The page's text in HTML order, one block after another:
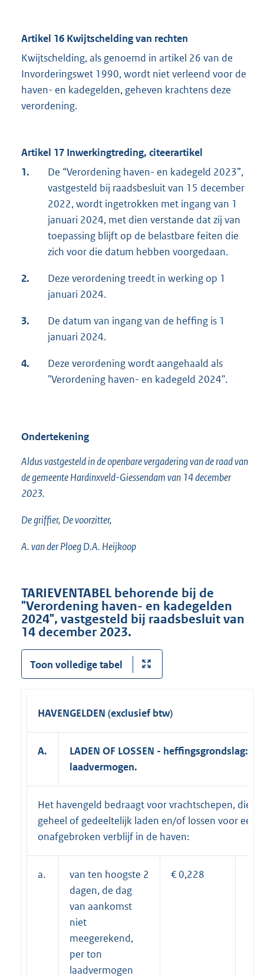
Artikel 16 Kwijtschelding van rechten
Kwijtschelding, als genoemd in artikel 26 van de
Invorderingswet 1990, wordt niet verleend voor de
haven- en kadegelden, geheven krachtens deze
verordening.
Artikel 17 Inwerkingtreding, citeerartikel
1.
De “Verordening haven- en kadegeld 2023”,
vastgesteld bij raadsbesluit van 15 december
2022, wordt ingetrokken met ingang van 1
januari 2024, met dien verstande dat zij van
toepassing blijft op de belastbare feiten die
zich voor die datum hebben voorgedaan.
2.
Deze verordening treedt in werking op 1
januari 2024.
3.
De datum van ingang van de heffing is 1
januari 2024.
4.
Deze verordening wordt aangehaald als
"Verordening haven- en kadegeld 2024".
Ondertekening
Aldus vastgesteld in de openbare vergadering van de raad van
de gemeente Hardinxveld-Giessendam van 14 december
2023.
De griffier, De voorzitter,
A. van der Ploeg D.A. Heijkoop
TARIEVENTABEL behorende bij de
"Verordening haven- en kadegelden
2024", vastgesteld bij raadsbesluit van
14 december 2023.
Toon volledige tabel
HAVENGELDEN (exclusief btw)
A.
LADEN OF LOSSEN - heffingsgrondslag:
laadvermogen.
Het havengeld bedraagt voor vrachtschepen, die
geheel of gedeeltelijk laden en/of lossen voor een
onafgebroken verblijf in de haven:
a.
van ten hoogste 2
dagen, de dag
van aankomst
niet
meegerekend,
per ton
laadvermogen
€ 0,228